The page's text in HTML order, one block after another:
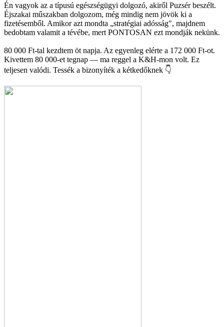
Én vagyok az a típusú egészségügyi dolgozó, akiről Puzsér beszélt.
Éjszakai műszakban dolgozom, még mindig nem jövök ki a
fizetésemből. Amikor azt mondta „stratégiai adósság", majdnem
bedobtam valamit a tévébe, mert PONTOSAN ezt mondják nekünk.
80 000 Ft-tal kezdtem öt napja. Az egyenleg elérte a 172 000 Ft-ot.
Kivettem 80 000-et tegnap — ma reggel a K&H-mon volt. Ez
teljesen valódi. Tessék a bizonyíték a kétkedőknek 👇